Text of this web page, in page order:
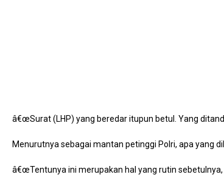
â€œSurat (LHP) yang beredar itupun betul. Yang
Menurutnya sebagai mantan petinggi Polri, apa yang
â€œTentunya ini merupakan hal yang rutin